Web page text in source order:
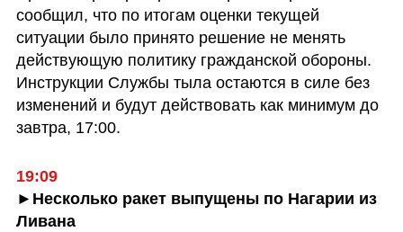
сообщил, что по итогам оценки текущей
ситуации было принято решение не менять
действующую политику гражданской обороны.
Инструкции Службы тыла остаются в силе без
изменений и будут действовать как минимум до
завтра, 17:00.
19:09
►Несколько ракет выпущены по Нагарии из
Ливана